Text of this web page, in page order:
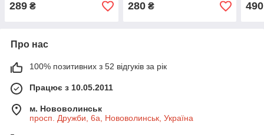
289 ₴ 280₴ 490
Про нас
100% позитивних з 52 відгуків за рік
Працює з 10.05.2011
м. Нововолинськ
просп. Дружби, 6а, Нововолинськ, Україна